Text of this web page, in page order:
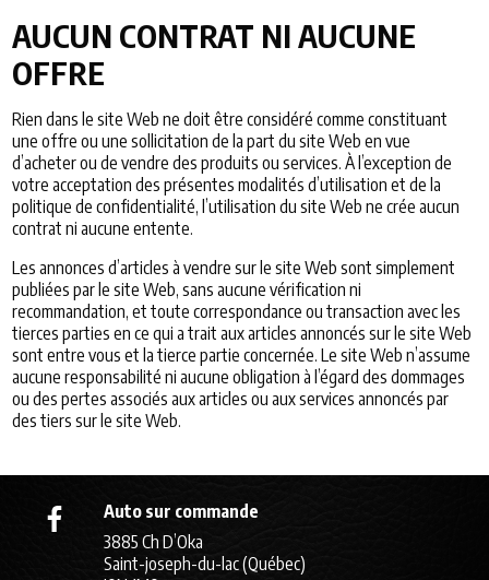
AUCUN CONTRAT NI AUCUNE
OFFRE
Rien dans le site Web ne doit être considéré comme constituant
une offre ou une sollicitation de la part du site Web en vue
d’acheter ou de vendre des produits ou services. À l’exception de
votre acceptation des présentes modalités d’utilisation et de la
politique de confidentialité, l’utilisation du site Web ne crée aucun
contrat ni aucune entente.
Les annonces d’articles à vendre sur le site Web sont simplement
publiées par le site Web, sans aucune vérification ni
recommandation, et toute correspondance ou transaction avec les
tierces parties en ce qui a trait aux articles annoncés sur le site Web
sont entre vous et la tierce partie concernée. Le site Web n’assume
aucune responsabilité ni aucune obligation à l’égard des dommages
ou des pertes associés aux articles ou aux services annoncés par
des tiers sur le site Web.
Auto sur commande
3885 Ch D’Oka
Saint-joseph-du-lac (Québec)